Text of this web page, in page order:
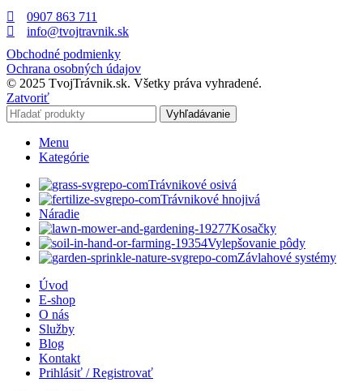
0907 863 711
info@tvojtravnik.sk
Obchodné podmienky
Ochrana osobných údajov
© 2025 TvojTrávnik.sk. Všetky práva vyhradené.
Zatvoriť
Vyhľadávanie
Menu
Kategórie
Trávnikové osivá
Trávnikové hnojivá
Náradie
Kosačky
Vylepšovanie pôdy
Závlahové systémy
Úvod
E-shop
O nás
Služby
Blog
Kontakt
Prihlásiť / Registrovať